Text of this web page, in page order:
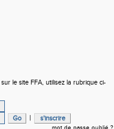
le site FFA, utilisez la rubrique ci-
|